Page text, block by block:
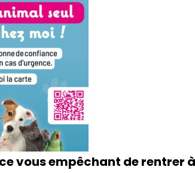
vous empêchant de